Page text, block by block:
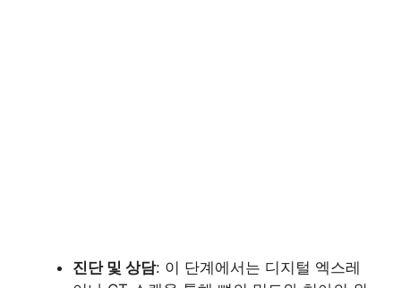
진단 및 상담: 이 단계에서는 디지털 엑스레